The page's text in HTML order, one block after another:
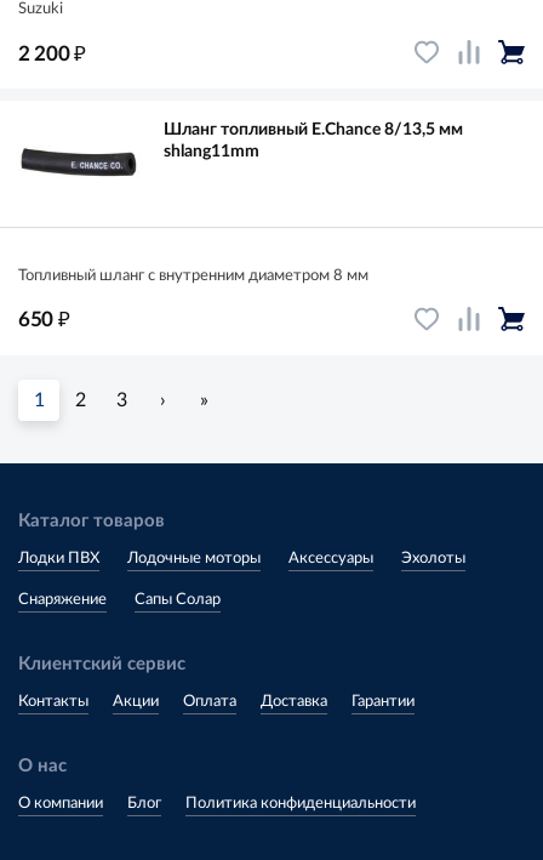
Suzuki
2 200₽
Шланг топливный E.Chance 8/13,5 мм
shlang11mm
Топливный шланг с внутренним диаметром 8 мм
650 ₽
1 2 3 › »
Каталог товаров
Лодки ПВХ Лодочные моторы Аксессуары Эхолоты
Снаряжение Сапы Солар
Клиентский сервис
Контакты Акции Оплата Доставка Гарантии
О нас
О компании Блог Политика конфиденциальности